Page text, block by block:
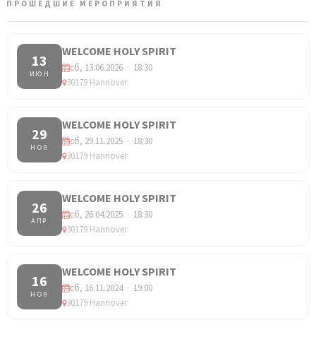
ПРОШЕДШИЕ МЕРОПРИЯТИЯ
13
ИЮН
WELCOME HOLY SPIRIT
сб, 13.06.2026 · 18:30
30179 Hannover
29
НОЯ
WELCOME HOLY SPIRIT
сб, 29.11.2025 · 18:30
30179 Hannover
26
АПР
WELCOME HOLY SPIRIT
сб, 26.04.2025 · 18:30
30179 Hannover
16
НОЯ
WELCOME HOLY SPIRIT
сб, 16.11.2024 · 19:00
30179 Hannover